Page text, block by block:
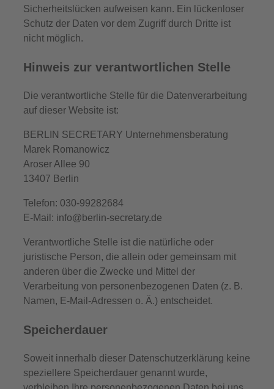
Sicherheitslücken aufweisen kann. Ein lückenloser
Schutz der Daten vor dem Zugriff durch Dritte ist
nicht möglich.
Hinweis zur verantwortlichen Stelle
Die verantwortliche Stelle für die Datenverarbeitung
auf dieser Website ist:
BERLIN SECRETARY Unternehmensberatung
Marek Romanowicz
Aroser Allee 90
13407 Berlin
Telefon: 030-99282684
E-Mail: info@berlin-secretary.de
Verantwortliche Stelle ist die natürliche oder
juristische Person, die allein oder gemeinsam mit
anderen über die Zwecke und Mittel der
Verarbeitung von personenbezogenen Daten (z. B.
Namen, E-Mail-Adressen o. Ä.) entscheidet.
Speicherdauer
Soweit innerhalb dieser Datenschutzerklärung keine
speziellere Speicherdauer genannt wurde,